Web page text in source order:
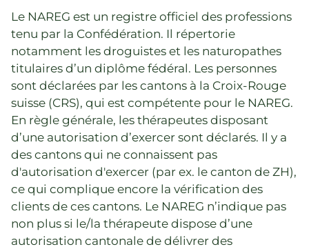
Le NAREG est un registre officiel des professions
tenu par la Confédération. Il répertorie
notamment les droguistes et les naturopathes
titulaires d’un diplôme fédéral. Les personnes
sont déclarées par les cantons à la Croix-Rouge
suisse (CRS), qui est compétente pour le NAREG.
En règle générale, les thérapeutes disposant
d’une autorisation d’exercer sont déclarés. Il y a
des cantons qui ne connaissent pas
d'autorisation d'exercer (par ex. le canton de ZH),
ce qui complique encore la vérification des
clients de ces cantons. Le NAREG n’indique pas
non plus si le/la thérapeute dispose d’une
autorisation cantonale de délivrer des